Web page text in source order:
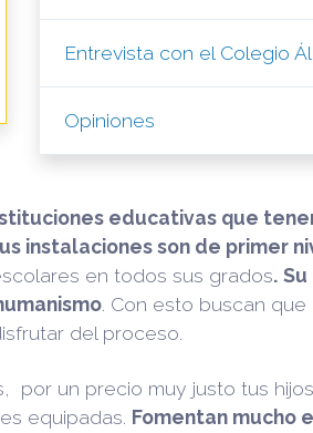
Entrevista con el Colegio
Opiniones
educativas que
instalaciones son de primer
en todos sus grados.
. Con esto buscan
del proceso.
por un precio muy justo tus
equipadas. Fomentan mucho